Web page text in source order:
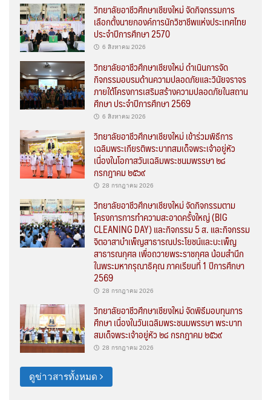
วิทยาลัยอาชีวศึกษาเชียงใหม่ จัดกิจกรรมการ
เลือกตั้งนายกองค์การนักวิชาชีพแห่งประเทศไทย
ประจำปีการศึกษา 2570
6 สิงหาคม 2026
วิทยาลัยอาชีวศึกษาเชียงใหม่ ดำเนินการจัด
กิจกรรมอบรมด้านความปลอดภัยและวินัยจราจร
ภายใต้โครงการเสริมสร้างความปลอดภัยในสถาน
ศึกษา ประจำปีการศึกษา 2569
6 สิงหาคม 2026
วิทยาลัยอาชีวศึกษาเชียงใหม่ เข้าร่วมพิธีการ
เฉลิมพระเกียรติพระบาทสมเด็จพระเจ้าอยู่หัว
เนื่องในโอกาสวันเฉลิมพระชนมพรรษา ๒๘
กรกฎาคม ๒๕๖๙
28 กรกฎาคม 2026
วิทยาลัยอาชีวศึกษาเชียงใหม่ จัดกิจกรรมตาม
โครงการการทำความสะอาดครั้งใหญ่ (BIG
CLEANING DAY) และกิจกรรม 5 ส. และกิจกรรม
จิตอาสาบำเพ็ญสาธารณประโยชน์และบะเพ็ญ
สาธารณกุศล เพื่อถวายพระราชกุศล น้อมสำนึก
ในพระมหากรุณาธิคุณ ภาคเรียนที่ 1 ปีการศึกษา
2569
28 กรกฎาคม 2026
วิทยาลัยอาชีวศึกษาเชียงใหม่ จัดพิธีมอบทุนการ
ศึกษา เนื่องในวันเฉลิมพระชนมพรรษา พระบาท
สมเด็จพระเจ้าอยู่หัว ๒๘ กรกฎาคม ๒๕๖๙
28 กรกฎาคม 2026
ดูข่าวสารทั้งหมด